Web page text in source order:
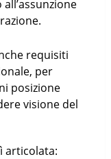
requisiti
per
posizione
visione del
articolata: